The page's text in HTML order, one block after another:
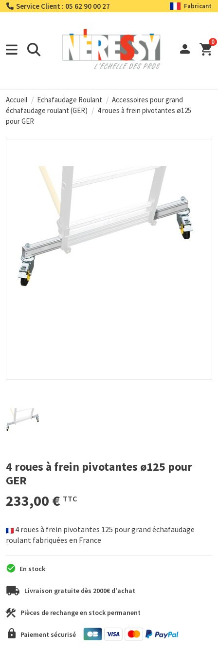
Service Client : 05 62 90 00 27 Fabricant
0
Accueil Echafaudage Roulant
Accessoires pour grand
échafaudage roulant (GER)
4 roues à frein pivotantes ø125
pour GER
4 roues à frein pivotantes ø125 pour
GER
233,00 € TTC
4 roues à frein pivotantes 125 pour grand échafaudage
roulant fabriquées en France
En stock
Livraison gratuite dès 2000€ d'achat
Pièces de rechange en stock permanent
Paiement sécurisé